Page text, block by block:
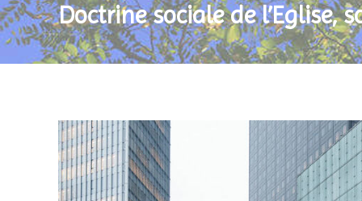
Doctrine sociale de l’Eglise,